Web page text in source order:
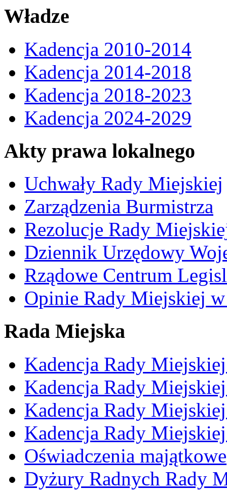
Władze
Kadencja 2010-2014
Kadencja 2014-2018
Kadencja 2018-2023
Kadencja 2024-2029
Akty prawa lokalnego
Uchwały Rady Miejskiej
Zarządzenia Burmistrza
Rezolucje Rady
Dziennik Urzędowy
Rządowe Centrum
Opinie Rady Miejskiej w
Rada Miejska
Kadencja Rady
Kadencja Rady
Kadencja Rady
Kadencja Rady
Oświadczenia majątkowe
Dyżury Radnych Rady